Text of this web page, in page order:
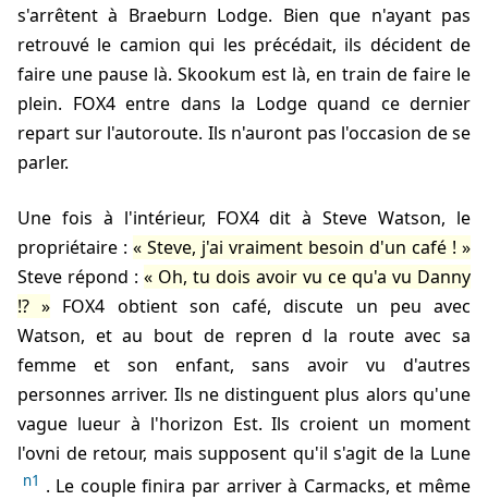
s'arrêtent à Braeburn Lodge. Bien que n'ayant pas
retrouvé le camion qui les précédait, ils décident de
faire une pause là. Skookum est là, en train de faire le
plein. FOX4 entre dans la Lodge quand ce dernier
repart sur l'autoroute. Ils n'auront pas l'occasion de se
parler.
Une fois à l'intérieur, FOX4 dit à Steve Watson, le
propriétaire :
Steve, j'ai vraiment besoin d'un café !
Steve répond :
Oh, tu dois avoir vu ce qu'a vu Danny
!?
FOX4 obtient son café, discute un peu avec
Watson, et au bout de repren d la route avec sa
femme et son enfant, sans avoir vu d'autres
personnes arriver. Ils ne distinguent plus alors qu'une
vague lueur à l'horizon Est. Ils croient un moment
l'ovni de retour, mais supposent qu'il s'agit de la Lune
n1 . Le couple finira par arriver à Carmacks, et même